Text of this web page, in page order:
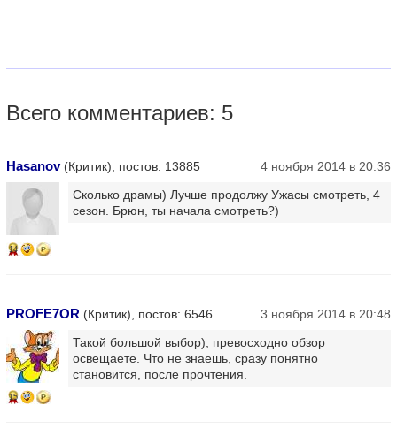
Всего комментариев: 5
Hasanov(Критик), постов: 13885 4 ноября 2014 в 20:36
14
Сколько драмы) Лучше продолжу Ужасы смотреть, 4
сезон. Брюн, ты начала смотреть?)
PROFE7OR (Критик), постов: 6546 3 ноября 2014 в 20:48
15
Такой большой выбор), превосходно обзор
освещаете. Что не знаешь, сразу понятно
становится, после прочтения.